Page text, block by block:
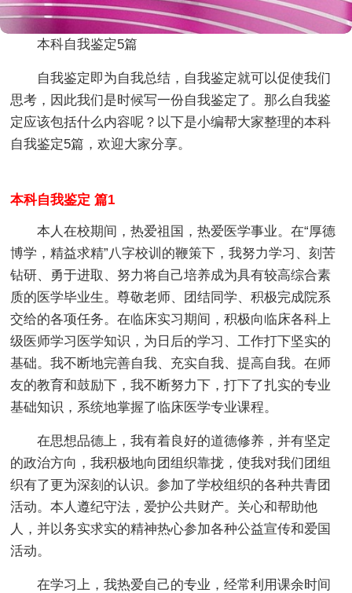
本科自我鉴定5篇
自我鉴定即为自我总结，自我鉴定就可以促使我们
思考，因此我们是时候写一份自我鉴定了。那么自我鉴
定应该包括什么内容呢？以下是小编帮大家整理的本科
自我鉴定5篇，欢迎大家分享。
本科自我鉴定 篇1
本人在校期间，热爱祖国，热爱医学事业。在“厚德
博学，精益求精”八字校训的鞭策下，我努力学习、刻苦
钻研、勇于进取、努力将自己培养成为具有较高综合素
质的医学毕业生。尊敬老师、团结同学、积极完成院系
交给的各项任务。在临床实习期间，积极向临床各科上
级医师学习医学知识，为日后的学习、工作打下坚实的
基础。我不断地完善自我、充实自我、提高自我。在师
友的教育和鼓励下，我不断努力下，打下了扎实的专业
基础知识，系统地掌握了临床医学专业课程。
在思想品德上，我有着良好的道德修养，并有坚定
的政治方向，我积极地向团组织靠拢，使我对我们团组
织有了更为深刻的认识。参加了学校组织的各种共青团
活动。本人遵纪守法，爱护公共财产。关心和帮助他
人，并以务实求实的精神热心参加各种公益宣传和爱国
活动。
在学习上，我热爱自己的专业，经常利用课余时间